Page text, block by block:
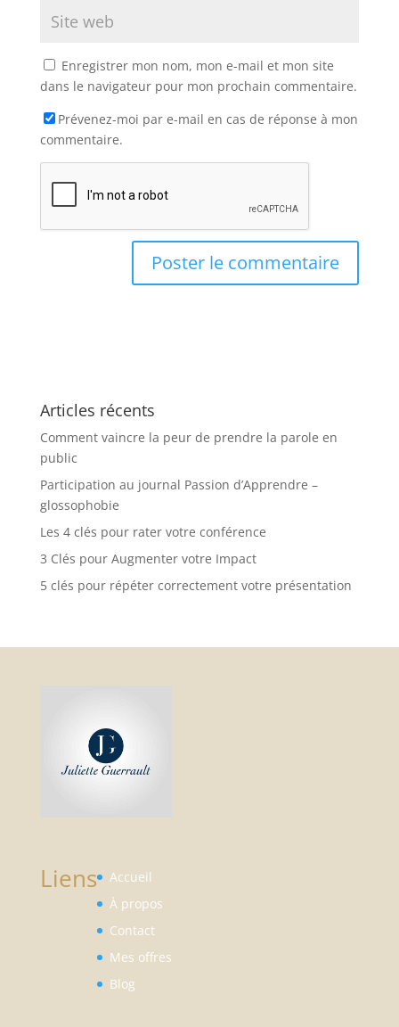
Enregistrer mon nom, mon e-mail et mon site
dans le navigateur pour mon prochain commentaire.
Prévenez-moi par e-mail en cas de réponse à mon
commentaire.
Articles récents
Comment vaincre la peur de prendre la parole en
public
Participation au journal Passion d’Apprendre –
glossophobie
Les 4 clés pour rater votre conférence
3 Clés pour Augmenter votre Impact
5 clés pour répéter correctement votre présentation
Liens
Accueil
À propos
Contact
Mes offres
Blog